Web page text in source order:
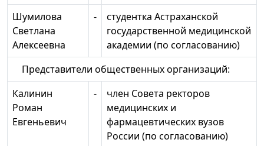
Шумилова
Светлана
Алексеевна
-
студентка Астраханской
государственной медицинской
академии (по согласованию)
Представители общественных организаций:
Калинин
Роман
Евгеньевич
-
член Совета ректоров
медицинских и
фармацевтических вузов
России (по согласованию)